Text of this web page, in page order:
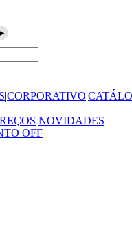
|CORPORATIVO|
NOVIDADES
OFF